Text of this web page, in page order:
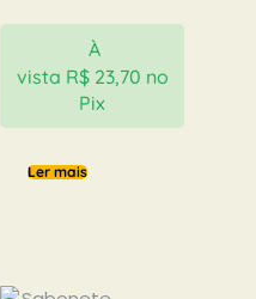
À
vista R$23,70 no
Pix
Ler mais